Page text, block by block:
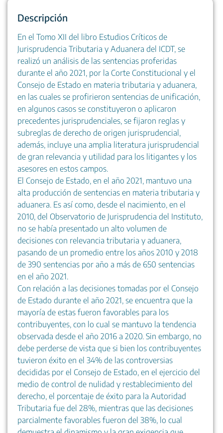
Descripción
En el Tomo XII del libro Estudios Críticos de
Jurisprudencia Tributaria y Aduanera del ICDT, se
realizó un análisis de las sentencias proferidas
durante el año 2021, por la Corte Constitucional y el
Consejo de Estado en materia tributaria y aduanera,
en las cuales se profirieron sentencias de unificación,
en algunos casos se constituyeron o aplicaron
precedentes jurisprudenciales, se fijaron reglas y
subreglas de derecho de origen jurisprudencial,
además, incluye una amplia literatura jurisprudencial
de gran relevancia y utilidad para los litigantes y los
asesores en estos campos.
El Consejo de Estado, en el año 2021, mantuvo una
alta producción de sentencias en materia tributaria y
aduanera. Es así como, desde el nacimiento, en el
2010, del Observatorio de Jurisprudencia del Instituto,
no se había presentado un alto volumen de
decisiones con relevancia tributaria y aduanera,
pasando de un promedio entre los años 2010 y 2018
de 390 sentencias por año a más de 650 sentencias
en el año 2021.
Con relación a las decisiones tomadas por el Consejo
de Estado durante el año 2021, se encuentra que la
mayoría de estas fueron favorables para los
contribuyentes, con lo cual se mantuvo la tendencia
observada desde el año 2016 a 2020. Sin embargo, no
debe perderse de vista que si bien los contribuyentes
tuvieron éxito en el 34% de las controversias
decididas por el Consejo de Estado, en el ejercicio del
medio de control de nulidad y restablecimiento del
derecho, el porcentaje de éxito para la Autoridad
Tributaria fue del 28%, mientras que las decisiones
parcialmente favorables fueron del 38%, lo cual